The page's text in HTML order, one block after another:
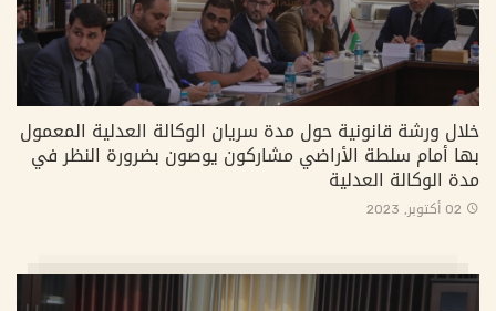
خلال ورشة قانونية حول مدة سريان الوكالة العدلية المعمول
بها أمام سلطة الأراضي مشاركون يوصون بضرورة النظر في
مدة الوكالة العدلية
02 أكتوبر, 2023